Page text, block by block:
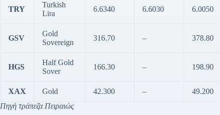
TRY
Turkish
Lira
6.6340 6.6030 6.0050
GSV
Gold
Sovereign
316.70 – 378.80
HGS
Half Gold
Sover
166.30 – 198.90
XAX Gold 42.300 –
49.200
Πηγή τράπεζα Πειραιώς